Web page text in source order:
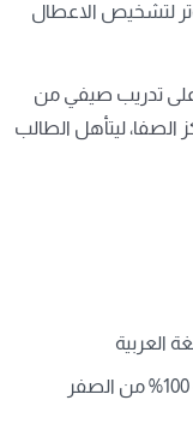
لتشخيص الاعطال
تدريب صيفي من
ليتأهل الطالب
العربية